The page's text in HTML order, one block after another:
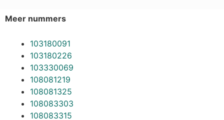
Meer nummers
103180091
103180226
103330069
108081219
108081325
108083303
108083315